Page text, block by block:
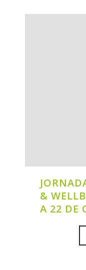
&
A 22 DE